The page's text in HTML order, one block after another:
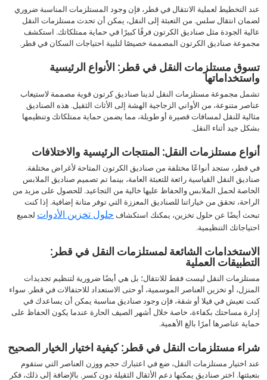
عند التخطيط لعملية الانتقال في قطر، فإن وجود المستلزمات المناسبة ضروري
لضمان انتقال سلس. من التعبئة إلى النقل، يمكن أن تحدث مستلزمات النقل
عالية الجودة مثل صناديق الكرتون فرقًا كبيرًا في حماية ممتلكاتك. استكشف
مجموعة صناديق الكرتون المصممة خصيصًا لتلبية احتياجات السكان في قطر.
تسوق مستلزمات النقل في قطر: الأنواع الرئيسية
واستخداماتها
تشمل مجموعة مستلزمات النقل لدينا صناديق كرتون قوية مصممة لاستيعاب
عناصر متنوعة، من الأواني الزجاجية الهشة إلى الأثاث الثقيل. هذه الصناديق
مثالية للنقل لمسافات قصيرة أو طويلة، مما يضمن حماية ممتلكاتك وتنظيمها
بشكل جيد أثناء النقل.
أنواع مستلزمات النقل: المنتجات الرئيسية والاختلافات
في قطر، ستجد أنواعًا مختلفة من صناديق الكرتون المتاحة لأغراض مختلفة.
صناديق النقل القياسية رائعة للتعبئة العامة، بينما تم تصميم صناديق الملابس
الخاصة لحمل الملابس والحفاظ عليها خالية من التجاعيد. للحصول على مزيد من
الراحة، تحقق من خياراتنا للصناديق المعززة التي توفر متانة إضافية. إذا كنت
تبحث أيضًا عن حلول تخزين، يمكنك استكشاف حلول تخزين الأدوات لجميع
احتياجاتك التنظيمية.
الاستخدامات الشائعة لمستلزمات النقل في قطر:
التطبيقات العملية
مستلزمات النقل ليست فقط للانتقال؛ بل هي أيضًا ضرورية لتنظيم تجديدات
المنزل، أو تخزين العناصر الموسمية، أو حتى الاستعداد للاحتفالات في قطر. سواء
كنت تعيش في فيلا أو شقة، فإن وجود صناديق مناسبة يمكن أن يساعدك في
إدارة مساحتك بكفاءة، خاصة خلال أشهر الصيف الحارة عندما يكون الحفاظ على
حماية عناصرها أمرًا بالغ الأهمية.
شراء مستلزمات النقل في قطر: كيفية اختيار الخيار الصحيح
عند اختيار مستلزمات النقل، ضع في اعتبارك حجم ووزن العناصر التي ستقوم
بتعبئتها. اختر صناديق يمكنها دعم الأثقال الثقيلة دون كسر. بالإضافة إلى ذلك، فكر